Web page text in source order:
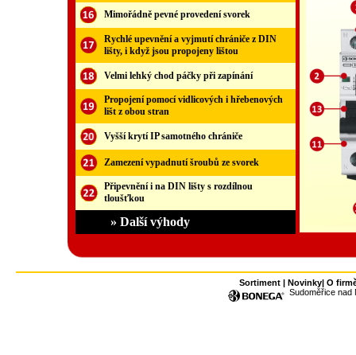
Mimořádně pevné provedení svorek
Rychlé upevnění a vyjmutí chrániče z DIN
lišty, i když jsou propojeny lištou
Velmi lehký chod páčky při zapínání
Propojení pomocí vidlicových i hřebenových
lišt z obou stran
Vyšší krytí IP samotného chrániče
Zamezení vypadnutí šroubů ze svorek
Připevnění i na DIN lišty s rozdílnou
tloušťkou
» Další výhody
Sortiment| Novinky| O
Sudoměřice